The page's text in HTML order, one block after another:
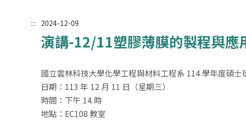
::: 2024-12-09
演講-12/11塑膠薄膜的製程與應
國立雲林科技大學化學工程與材料工程系 114 學年度碩士
日期：113 年 12 月 11 日（星期三）
時間：下午 14 時
地點：EC108 教室